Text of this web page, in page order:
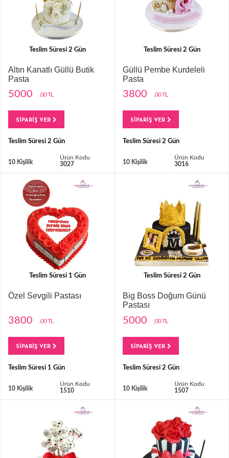
Teslim Süresi 2 Gün
Altın Kanatlı Güllü Butik
Pasta
5000 ,00 TL
SİPARİŞ VER
Teslim Süresi 2 Gün
10 Kişilik
Ürün Kodu
3027
Teslim Süresi 2 Gün
Güllü Pembe Kurdeleli
Pasta
3800 ,00 TL
SİPARİŞ VER
Teslim Süresi 2 Gün
10 Kişilik
Ürün Kodu
3016
Teslim Süresi 1 Gün
Özel Sevgili Pastası
3800 ,00 TL
SİPARİŞ VER
Teslim Süresi 1 Gün
10 Kişilik
Ürün Kodu
1510
Teslim Süresi 2 Gün
Big Boss Doğum Günü
Pastası
5000 ,00 TL
SİPARİŞ VER
Teslim Süresi 2 Gün
10 Kişilik
Ürün Kodu
1507